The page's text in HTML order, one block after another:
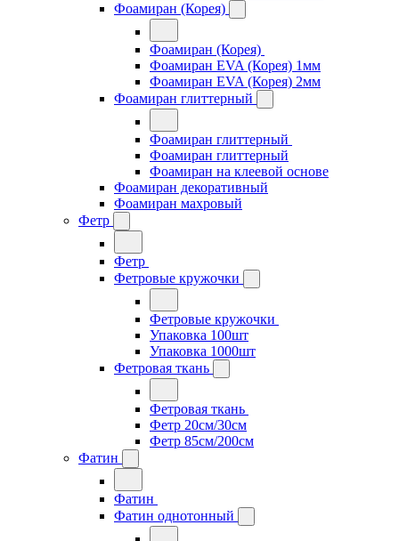
Фоамиран (Корея)
Фоамиран (Корея)
Фоамиран EVA (Корея) 1мм
Фоамиран EVA (Корея) 2мм
Фоамиран глиттерный
Фоамиран глиттерный
Фоамиран глиттерный
Фоамиран на клеевой основе
Фоамиран декоративный
Фоамиран махровый
Фетр
Фетр
Фетровые кружочки
Фетровые кружочки
Упаковка 100шт
Упаковка 1000шт
Фетровая ткань
Фетровая ткань
Фетр 20см/30см
Фетр 85см/200см
Фатин
Фатин
Фатин однотонный